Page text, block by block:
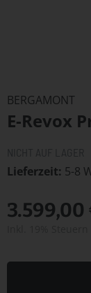
der
Bildergalerie
BERGAMONT
E-Revox
Lieferzeit 5-8
3.599,00